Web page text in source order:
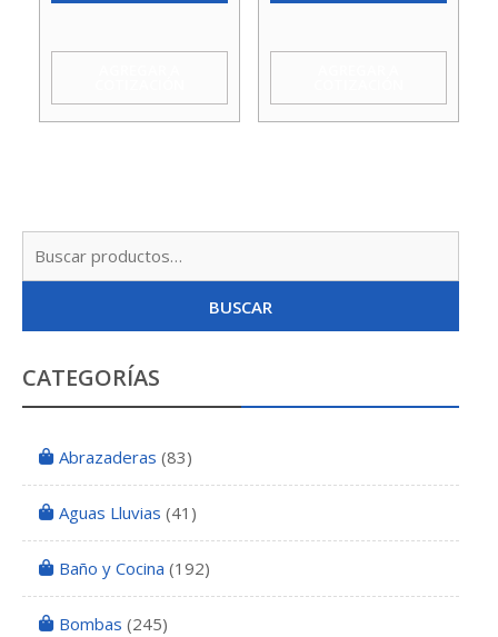
cantidad
cantidad
BUSCAR
CATEGORÍAS
Abrazaderas (83)
Aguas Lluvias (41)
Baño y Cocina (192)
Bombas (245)